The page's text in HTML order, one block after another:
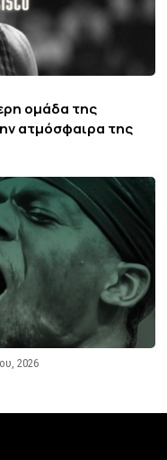
ομάδα της
ατμόσφαιρα της
2026